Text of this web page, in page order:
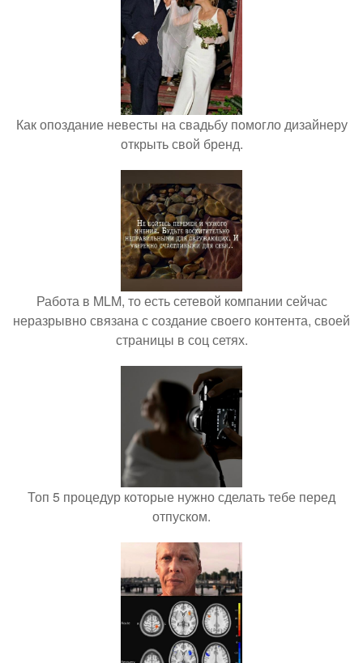
Как опоздание невесты на свадьбу помогло дизайнеру
открыть свой бренд.
Работа в MLM, то есть сетевой компании сейчас
неразрывно связана с создание своего контента, своей
страницы в соц сетях.
Топ 5 процедур которые нужно сделать тебе перед
отпуском.